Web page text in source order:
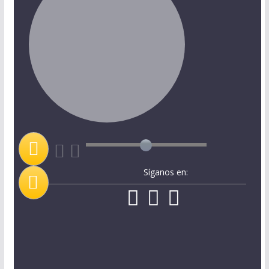
Síganos en: